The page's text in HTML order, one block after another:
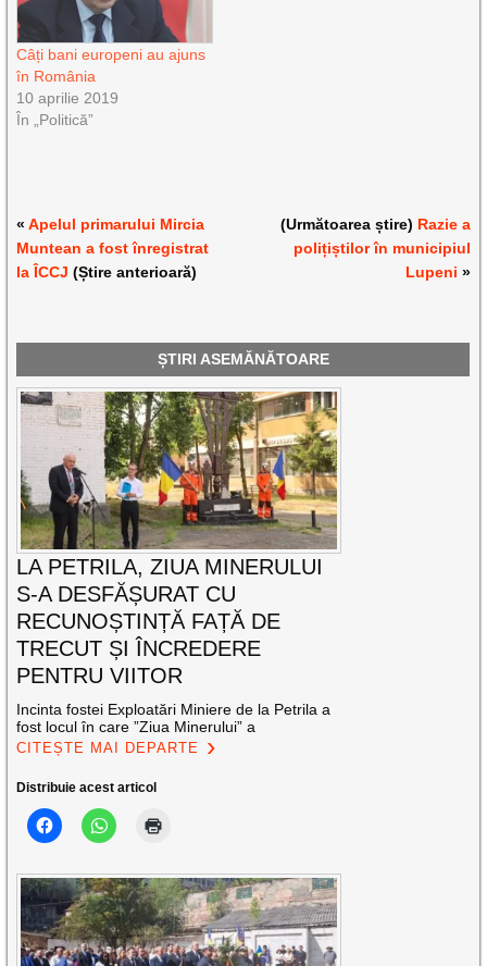
Câți bani europeni au ajuns
în România
10 aprilie 2019
În „Politică”
«Apelul primarului Mircia
Muntean a fost înregistrat
la ÎCCJ (Știre anterioară)
(Următoarea știre) Razie a
polițiștilor în municipiul
Lupeni »
ȘTIRI ASEMĂNĂTOARE
LA PETRILA, ZIUA MINERULUI
S-A DESFĂȘURAT CU
RECUNOȘTINȚĂ FAȚĂ DE
TRECUT ȘI ÎNCREDERE
PENTRU VIITOR
Incinta fostei Exploatări Miniere de la Petrila a
fost locul în care ”Ziua Minerului” a
CITEȘTE MAI DEPARTE
Distribuie acest articol